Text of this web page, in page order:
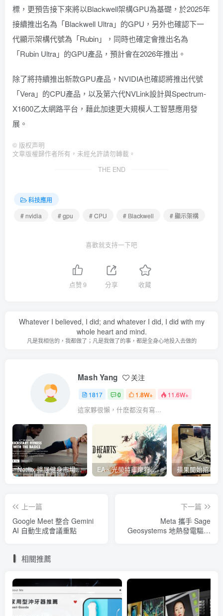
標，更預告接下來將以Blackwell架構GPU為基礎，於2025年
接續推出名為「Blackwell Ultra」的GPU，另外也確認下一
代顯示架構代號為「Rubin」
，同時也確定會推出名為
「Rubin Ultra」的GPU產品，預計會在2026年推出。
除了將持續推出新款GPU產品，NVIDIA也確認將推出代號
「Vera」的CPU產品，以及第六代NVLink設計與Spectrum-
X1600乙太網路平台，藉此加速更大規模人工智慧應用發
展。
© 版权声明
文章版權歸作者所有，未經允許請勿轉載。
THE END
科技應用
# nvidia
# gpu # CPU # Blackwell # 顯示架構
喜歡就支持一下吧
点赞9 分享 收藏
Whatever I believed, I did; and whatever I did, I did with my
whole heart and mind.
凡是我相信的，我都做了；凡是我做了的事，都是全身心地投入去做的
Mash Yang 关注
1817 0 1.8W+ 11.6W+
這家夥很懶，什麽都沒有寫...
Netflix 擴展健身市場 與 Nike 合作推出《Nike Training Club》系列健身影片 EA、光榮特庫摩狩獵冒險遊戲《WILD HEARTS》公布「強大化獸」宣傳影片
上一篇
Google Meet 整合 Gemini
AI 自動生成會議重點
下一篇
Meta 攜手 Sage
Geosystems 地熱發電驅動
相關推薦